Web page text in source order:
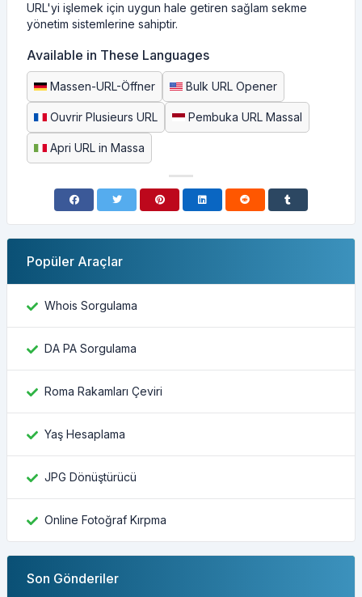
URL'yi işlemek için uygun hale getiren sağlam sekme
yönetim sistemlerine sahiptir.
Available in These Languages
Massen-URL-Öffner Bulk URL Opener
Ouvrir Plusieurs URL Pembuka URL Massal
Apri URL in Massa
Popüler Araçlar
Whois Sorgulama
DA PA Sorgulama
Roma Rakamları Çeviri
Yaş Hesaplama
JPG Dönüştürücü
Online Fotoğraf Kırpma
Son Gönderiler